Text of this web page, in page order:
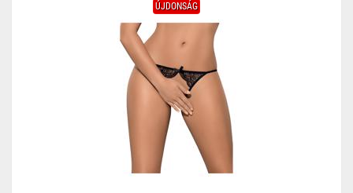
ÚJDONSÁG